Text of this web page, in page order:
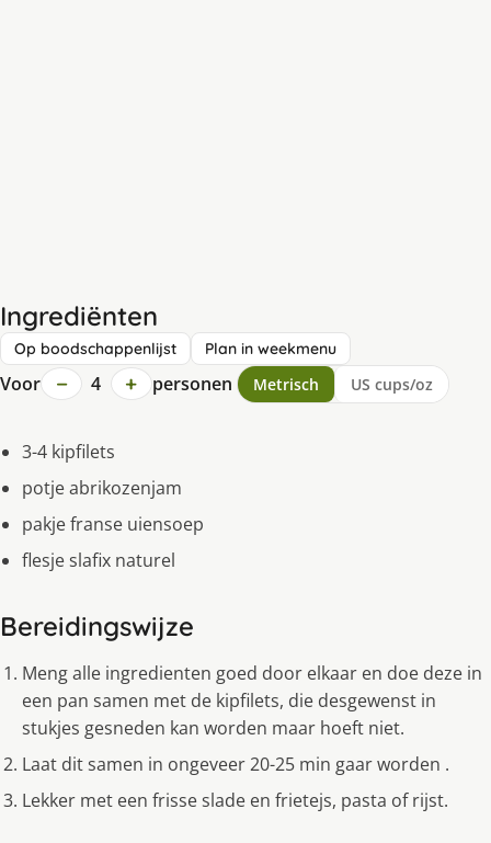
Ingrediënten
Op boodschappenlijst Plan in weekmenu
Voor − 4 + personen Metrisch US cups/oz
3-4 kipfilets
potje abrikozenjam
pakje franse uiensoep
flesje slafix naturel
Bereidingswijze
Meng alle ingredienten goed door elkaar en doe deze in
een pan samen met de kipfilets, die desgewenst in
stukjes gesneden kan worden maar hoeft niet.
Laat dit samen in ongeveer 20-25 min gaar worden .
Lekker met een frisse slade en frietejs, pasta of rijst.